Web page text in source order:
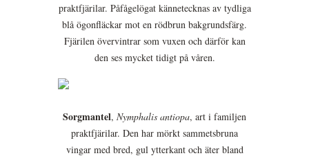
praktfjärilar. Påfågelögat kännetecknas av tydliga
blå ögonfläckar mot en rödbrun bakgrundsfärg.
Fjärilen övervintrar som vuxen och därför kan
den ses mycket tidigt på våren.
Sorgmantel, Nymphalis antiopa, art i familjen
praktfjärilar. Den har mörkt sammetsbruna
vingar med bred, gul ytterkant och äter bland